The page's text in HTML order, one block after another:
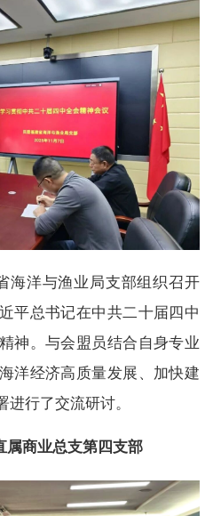
海洋与渔业局支部组织召开
平总书记在中共二十届四中
神。与会盟员结合自身专业
洋经济高质量发展、加快建
行了交流研讨。
属商业总支第四支部